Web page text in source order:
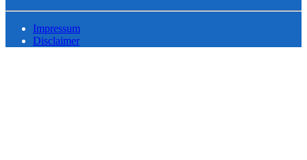
Impressum
Disclaimer